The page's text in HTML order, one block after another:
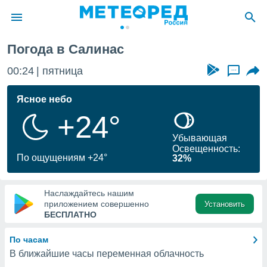
о
Вы можете
к этому
доступ
Погода в Салинас
00:24 пятница ...
Ясное небо
+24°
По ощущениям +24°
Убывающая
Освещенность:
32%
Наслаждайтесь нашим
приложением совершенно
БЕСПЛАТНО
Установить
По часам
В ближайшие часы переменная облачность